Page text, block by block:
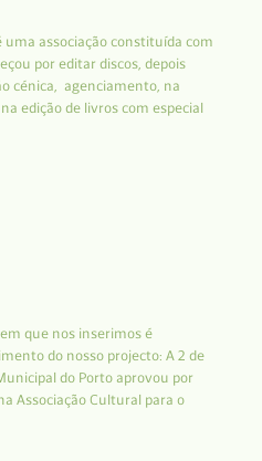
uma associação constituída com
por editar discos, depois
cénica, agenciamento, na
edição de livros com especial
que nos inserimos é
do nosso projecto: A 2 de
do Porto aprovou por
Associação Cultural para o